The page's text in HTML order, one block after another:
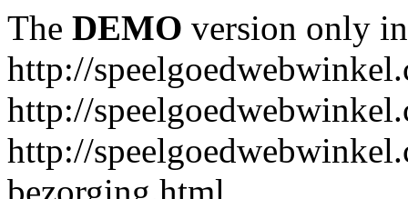
The DEMO version only
http://
http://
http://